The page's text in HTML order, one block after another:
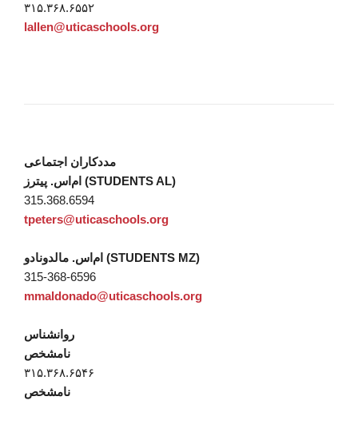
۳۱۵.۳۶۸.۶۵۵۲
lallen@uticaschools.org
مددکاران اجتماعی
ام‌اس. پیترز (STUDENTS AL)
315.368.6594
tpeters@uticaschools.org
ام‌اس. مالدونادو (STUDENTS MZ)
315-368-6596
mmaldonado@uticaschools.org
روانشناس
نامشخص
۳۱۵.۳۶۸.۶۵۴۶
نامشخص